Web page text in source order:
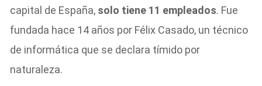
capital de España, solo tiene 11 empleados. Fue
fundada hace 14 años por Félix Casado, un técnico
de informática que se declara tímido por
naturaleza.